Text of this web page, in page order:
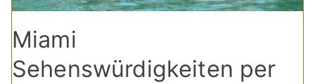
Miami
Sehenswürdigkeiten per